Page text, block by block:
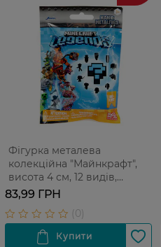
Фігурка металева
колекційна "Майнкрафт",
висота 4 см, 12 видів,
дисплей 24 шт, 3+
83,99 ГРН